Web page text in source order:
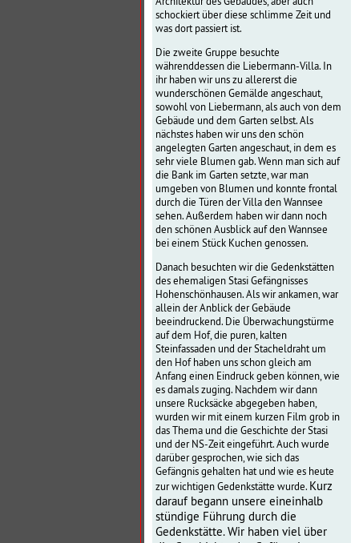
schockiert über diese schlimme Zeit und
was dort passiert ist.
Die zweite Gruppe besuchte
währenddessen die Liebermann-Villa. In
ihr haben wir uns zu allererst die
wunderschönen Gemälde angeschaut,
sowohl von Liebermann, als auch von dem
Gebäude und dem Garten selbst. Als
nächstes haben wir uns den schön
angelegten Garten angeschaut, in dem es
sehr viele Blumen gab. Wenn man sich auf
die Bank im Garten setzte, war man
umgeben von Blumen und konnte frontal
durch die Türen der Villa den Wannsee
sehen. Außerdem haben wir dann noch
den schönen Ausblick auf den Wannsee
bei einem Stück Kuchen genossen.
Danach besuchten wir die Gedenkstätten
des ehemaligen Stasi Gefängnisses
Hohenschönhausen. Als wir ankamen, war
allein der Anblick der Gebäude
beeindruckend. Die Überwachungstürme
auf dem Hof, die puren, kalten
Steinfassaden und der Stacheldraht um
den Hof haben uns schon gleich am
Anfang einen Eindruck geben können, wie
es damals zuging. Nachdem wir dann
unsere Rucksäcke abgegeben haben,
wurden wir mit einem kurzen Film grob in
das Thema und die Geschichte der Stasi
und der NS-Zeit eingeführt. Auch wurde
darüber gesprochen, wie sich das
Gefängnis gehalten hat und wie es heute
zur wichtigen Gedenkstätte wurde. Kurz
darauf begann unsere eineinhalb
stündige Führung durch die
Gedenkstätte. Wir haben viel über